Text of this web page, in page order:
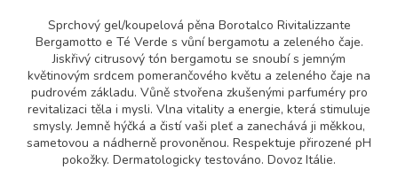
Sprchový gel/koupelová pěna Borotalco Rivitalizzante
Bergamotto e Té Verde s vůní bergamotu a zeleného čaje.
Jiskřivý citrusový tón bergamotu se snoubí s jemným
květinovým srdcem pomerančového květu a zeleného čaje na
pudrovém základu. Vůně stvořena zkušenými parfuméry pro
revitalizaci těla i mysli. Vlna vitality a energie, která stimuluje
smysly. Jemně hýčká a čistí vaši pleť a zanechává ji měkkou,
sametovou a nádherně provoněnou. Respektuje přirozené pH
pokožky. Dermatologicky testováno. Dovoz Itálie.